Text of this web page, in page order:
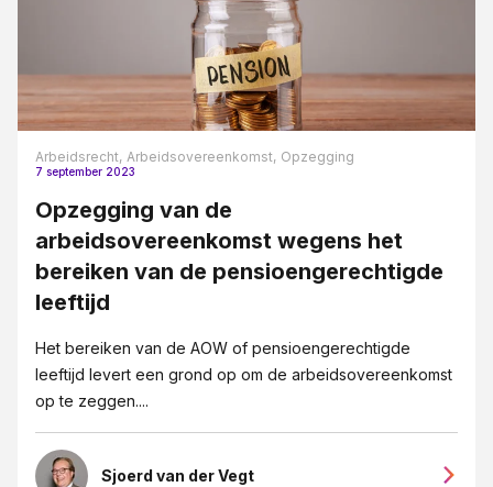
Intellectueel Eigendom, ICT en Privacy
Jubileum 125 jaar JPR advocaten
Medezeggeschap en ondernemingsraden
Mediation
MKB-bedrijven
Ondernemingsrecht
Ontslag
Ontslag op staande voet
Overgang van onderneming
Arbeidsrecht, Arbeidsovereenkomst, Opzegging
7 september 2023
Opzegging van de
arbeidsovereenkomst wegens het
bereiken van de pensioengerechtigde
leeftijd
Het bereiken van de AOW of pensioengerechtigde
leeftijd levert een grond op om de arbeidsovereenkomst
op te zeggen....
Sjoerd van der Vegt